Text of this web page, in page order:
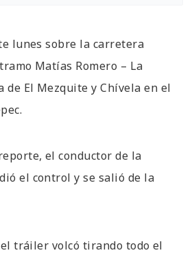
lunes sobre la carretera
Matías Romero – La
de El Mezquite y Chívela en el
el conductor de la
el control y se salió de la
tráiler volcó tirando todo el